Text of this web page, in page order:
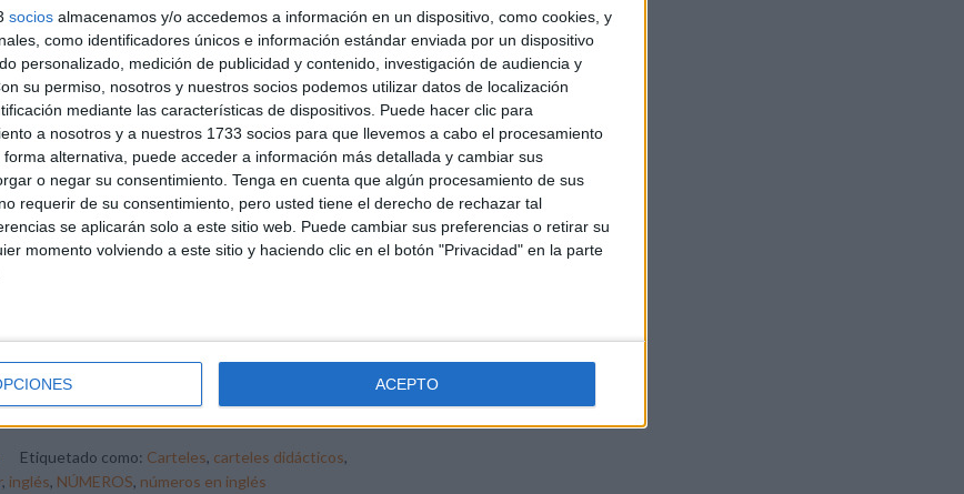
socios almacenamos y/o accedemos a información en un dispositivo, como cookies, y
como identificadores únicos e información estándar enviada por un dispositivo
personalizado, medición de publicidad y contenido, investigación de audiencia y
su permiso, nosotros y nuestros socios podemos utilizar datos de localización
mediante las características de dispositivos. Puede hacer clic para
a nosotros y a nuestros 1733 socios para que llevemos a cabo el procesamiento
alternativa, puede acceder a información más detallada y cambiar sus
o negar su consentimiento. Tenga en cuenta que algún procesamiento de sus
requerir de su consentimiento, pero usted tiene el derecho de rechazar tal
se aplicarán solo a este sitio web. Puede cambiar sus preferencias o retirar su
momento volviendo a este sitio y haciendo clic en el botón "Privacidad" en la parte
ACEPTO
,educación primaria, para profesores y maestros,
DEJA UN COMENTARIO
inglés visuales y
una colección de bonitos carteles
con los números del 1 al 10 en inglés, diseñados
cursos de primaria. Cada cartel combina el número,
escrita en inglés y una ilustración simpática con la
de dedos correspondiente. Así, […]
Etiquetado como: Carteles, carteles didácticos,
, inglés, NÚMEROS, números en inglés